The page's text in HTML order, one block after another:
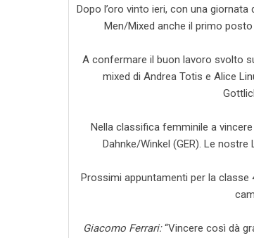
Dopo l’oro vinto ieri, con una
Men/Mixed anche il primo
A confermare il buon lavoro svolto
mixed di Andrea Totis e Alice
Nella classifica femminile a
Dahnke/Winkel (GER). Le
Prossimi appuntamenti per la classe
Giacomo Ferrari:“Vincere così dà